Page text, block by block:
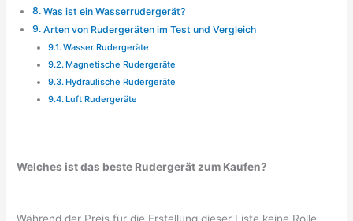
Was ist ein Wasserrudergerät?
Arten von Rudergeräten im Test und Vergleich
Wasser Rudergeräte
Magnetische Rudergeräte
Hydraulische Rudergeräte
Luft Rudergeräte
Welches ist das beste Rudergerät zum Kaufen?​​